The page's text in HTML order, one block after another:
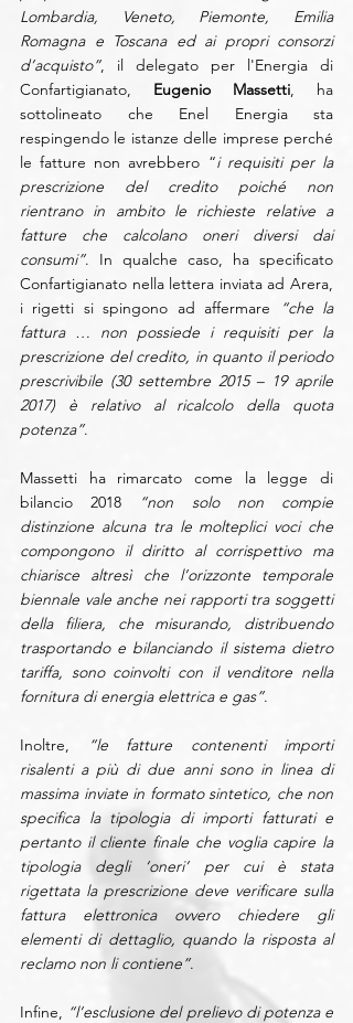
Lombardia, Veneto, Piemonte, Emilia
Romagna e Toscana ed ai propri consorzi
d’acquisto”, il delegato per l'Energia di
Confartigianato, Eugenio Massetti, ha
sottolineato che Enel Energia sta
respingendo le istanze delle imprese perché
le fatture non avrebbero “i requisiti per la
prescrizione del credito poiché non
rientrano in ambito le richieste relative a
fatture che calcolano oneri diversi dai
consumi”. In qualche caso, ha specificato
Confartigianato nella lettera inviata ad Arera,
i rigetti si spingono ad affermare
“che la
fattura … non possiede i requisiti per la
prescrizione del credito, in quanto il periodo
prescrivibile (30 settembre 2015 – 19 aprile
2017) è relativo al ricalcolo della quota
potenza”.
Massetti ha rimarcato come la legge di
bilancio 2018
“non solo non compie
distinzione alcuna tra le molteplici voci che
compongono il diritto al corrispettivo ma
chiarisce altresì che l’orizzonte temporale
biennale vale anche nei rapporti tra soggetti
della filiera, che misurando, distribuendo
trasportando e bilanciando il sistema dietro
tariffa, sono coinvolti con il venditore nella
fornitura di energia elettrica e gas”.
Inoltre,
“le fatture contenenti importi
risalenti a più di due anni sono in linea di
massima inviate in formato sintetico, che non
specifica la tipologia di importi fatturati e
pertanto il cliente finale che voglia capire la
tipologia degli ‘oneri’ per cui è stata
rigettata la prescrizione deve verificare sulla
fattura elettronica ovvero chiedere gli
elementi di dettaglio, quando la risposta al
reclamo non li contiene”.
Infine, “l’esclusione del prelievo di potenza e